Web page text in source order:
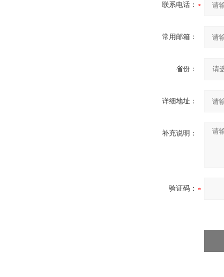
联系电话：
常用邮箱：
省份：
详细地址：
补充说明：
验证码：